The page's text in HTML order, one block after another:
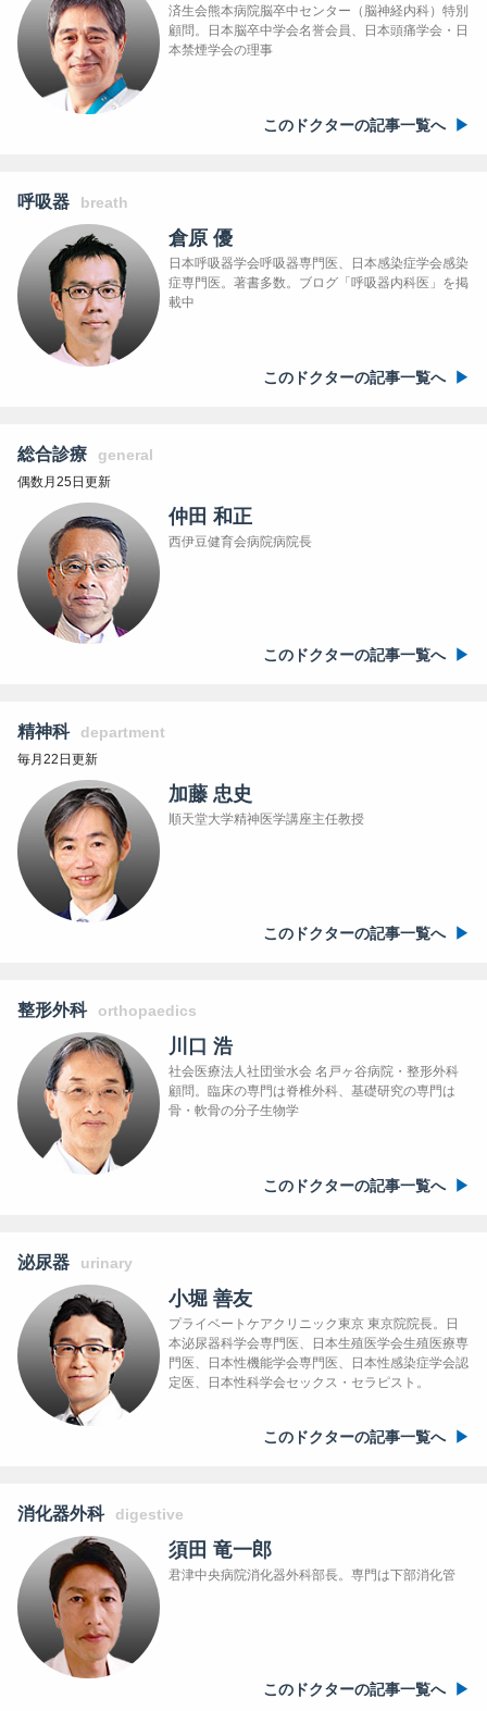
済生会熊本病院脳卒中センター（脳神経内科）特別
顧問。日本脳卒中学会名誉会員、日本頭痛学会・日
本禁煙学会の理事
このドクターの記事一覧へ
呼吸器 breath
倉原 優
日本呼吸器学会呼吸器専門医、日本感染症学会感染
症専門医。著書多数。ブログ「呼吸器内科医」を掲
載中
このドクターの記事一覧へ
総合診療 general
偶数月25日更新
仲田 和正
西伊豆健育会病院病院長
このドクターの記事一覧へ
精神科 department
毎月22日更新
加藤 忠史
順天堂大学精神医学講座主任教授
このドクターの記事一覧へ
整形外科 orthopaedics
川口 浩
社会医療法人社団蛍水会 名戸ヶ谷病院・整形外科
顧問。臨床の専門は脊椎外科、基礎研究の専門は
骨・軟骨の分子生物学
このドクターの記事一覧へ
泌尿器 urinary
小堀 善友
プライベートケアクリニック東京 東京院院長。日
本泌尿器科学会専門医、日本生殖医学会生殖医療専
門医、日本性機能学会専門医、日本性感染症学会認
定医、日本性科学会セックス・セラピスト。
このドクターの記事一覧へ
消化器外科 digestive
須田 竜一郎
君津中央病院消化器外科部長。専門は下部消化管
このドクターの記事一覧へ